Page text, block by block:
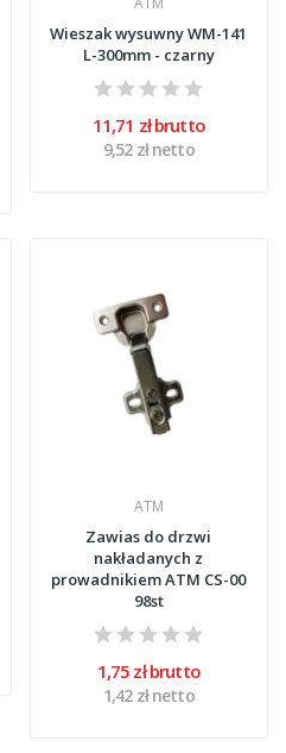
Wieszak wysuwny WM-141
L-300mm - czarny
11,71 zł brutto
9,52 zł netto
ATM
Zawias do drzwi
nakładanych z
prowadnikiem ATM CS-00
98st
1,75 zł brutto
1,42 zł netto